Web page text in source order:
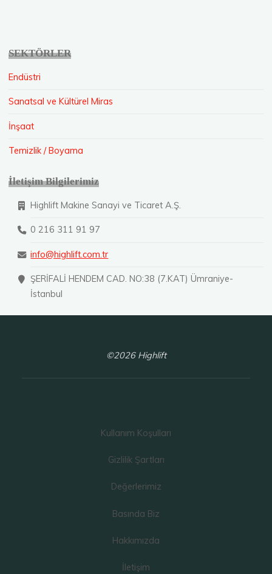
SEKTÖRLER
Endüstri
Sanatsal ve Kültürel Miras
İnşaat
Temizlik / Boyama
İletişim Bilgilerimiz
Highlift Makine Sanayi ve Ticaret A.Ş.
0 216 311 91 97
info@highlift.com.tr
ŞERİFALİ HENDEM CAD. NO:38 (7.KAT) Ümraniye-
İstanbul
©2026 Highlift
Kullanım Koşulları
Gizlilik Şartları
Değerlerimiz
Basında Biz
Hakkımızda
İletişim